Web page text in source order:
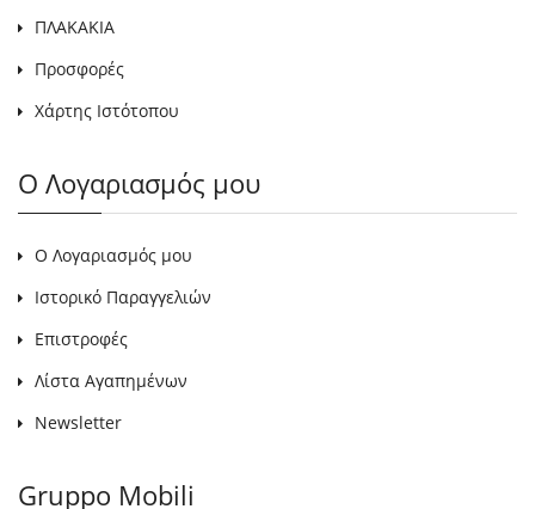
ΠΛΑΚΑΚΙΑ
Προσφορές
Χάρτης Ιστότοπου
Ο Λογαριασμός μου
Ο Λογαριασμός μου
Ιστορικό Παραγγελιών
Επιστροφές
Λίστα Αγαπημένων
Newsletter
Gruppo Mobili